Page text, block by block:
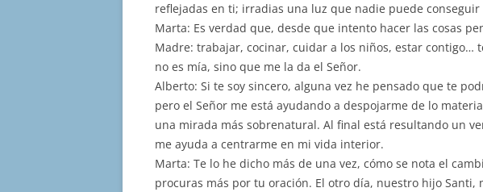
reflejadas en ti; irradias una luz que nadie puede
Marta: Es verdad que, desde que intento hacer las cosas
Madre: trabajar, cocinar, cuidar a los niños, estar contigo…
no es mía, sino que me la da el Señor.
Alberto: Si te soy sincero, alguna vez he pensado que te
pero el Señor me está ayudando a despojarme de lo
una mirada más sobrenatural. Al final está resultando un
me ayuda a centrarme en mi vida interior.
Marta: Te lo he dicho más de una vez, cómo se nota el
procuras más por tu oración. El otro día, nuestro hijo Santi,